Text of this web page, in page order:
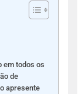
em todos os
de
apresente